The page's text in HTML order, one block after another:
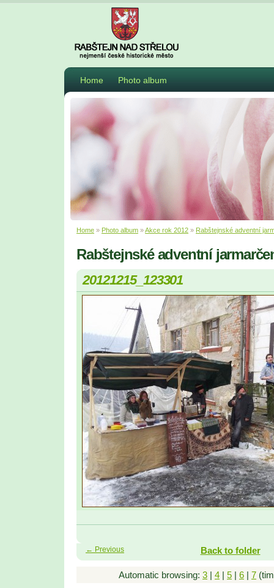
Home Photo album
Home » Photo album »Akce rok 2012 » Rabštejnské adventní
Rabštejnské adventní
20121215_123301
← Previous Back to folder
Automatic browsing: 3 | 4 | 5 | 6 | 7